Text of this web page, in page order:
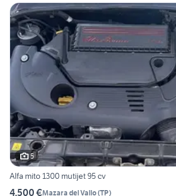
5
Alfa mito 1300 mutijet 95 cv
4.500 €Mazara del Vallo(TP)